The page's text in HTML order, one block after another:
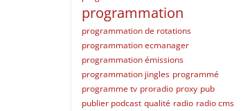
programmation
programmation de rotations
programmation ecmanager
programmation émissions
programmation jingles programmé
programme tv proradio proxy pub
publier podcast qualité radio radio cms